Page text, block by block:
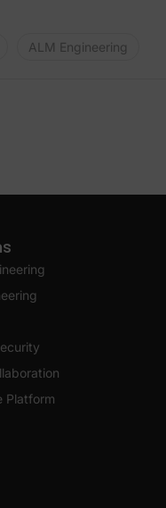
ALM Engineering
Platform